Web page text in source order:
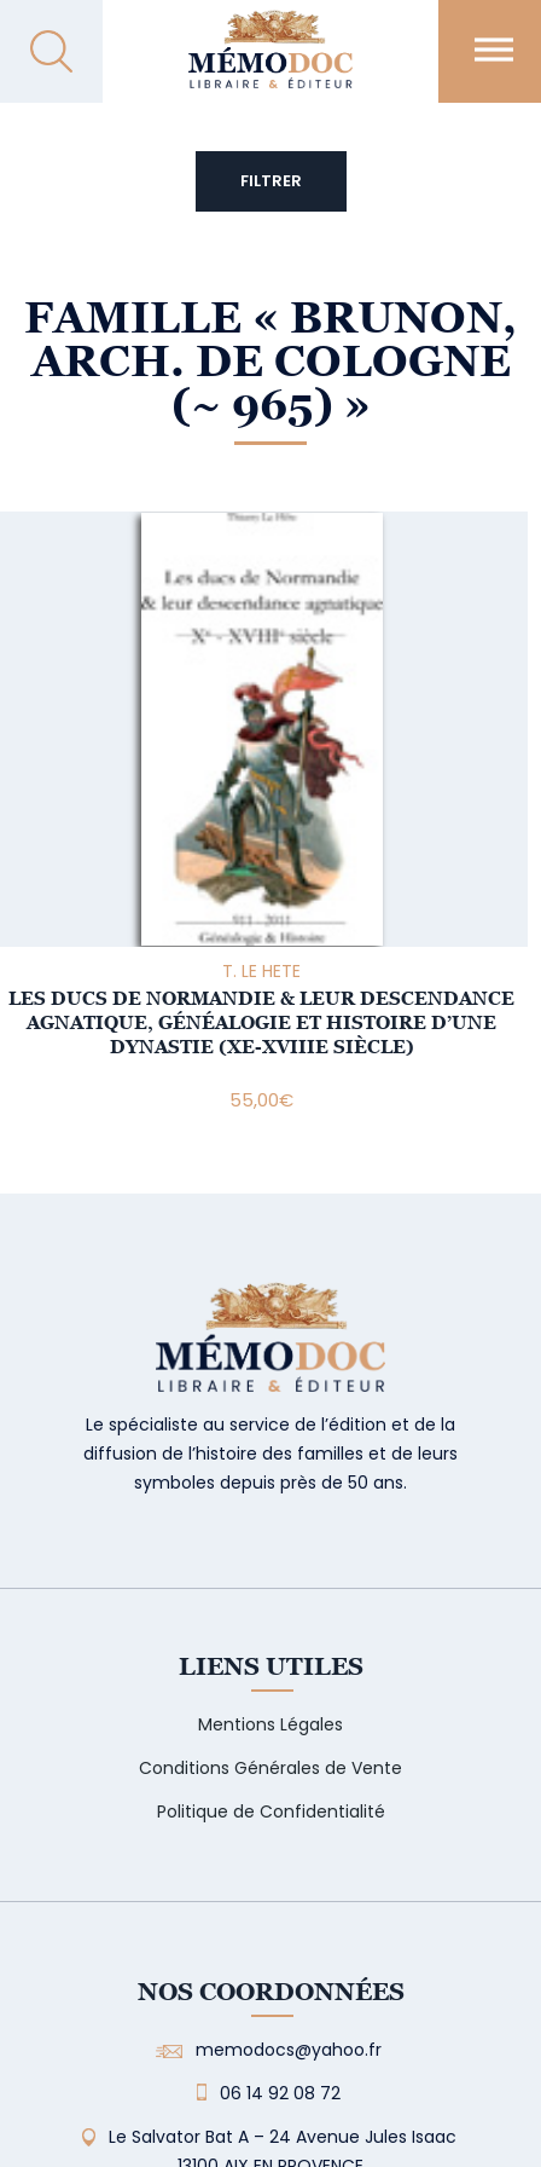
FAMILLE « BRUNON,
ARCH. DE COLOGNE
(~ 965) »
T. LE HETE
LES DUCS DE NORMANDIE & LEUR DESCENDANCE
AGNATIQUE, GÉNÉALOGIE ET HISTOIRE D’UNE
DYNASTIE (XE-XVIIIE SIÈCLE)
55,00€
FILTRER
Le spécialiste au service de l’édition et de la
diffusion de l’histoire des familles et de leurs
symboles depuis près de 50 ans.
LIENS UTILES
Mentions Légales
Conditions Générales de Vente
Politique de Confidentialité
NOS COORDONNÉES
memodocs@yahoo.fr
06 14 92 08 72
Le Salvator Bat A – 24 Avenue Jules Isaac